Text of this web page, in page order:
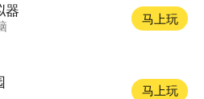
器
马上玩
马上玩